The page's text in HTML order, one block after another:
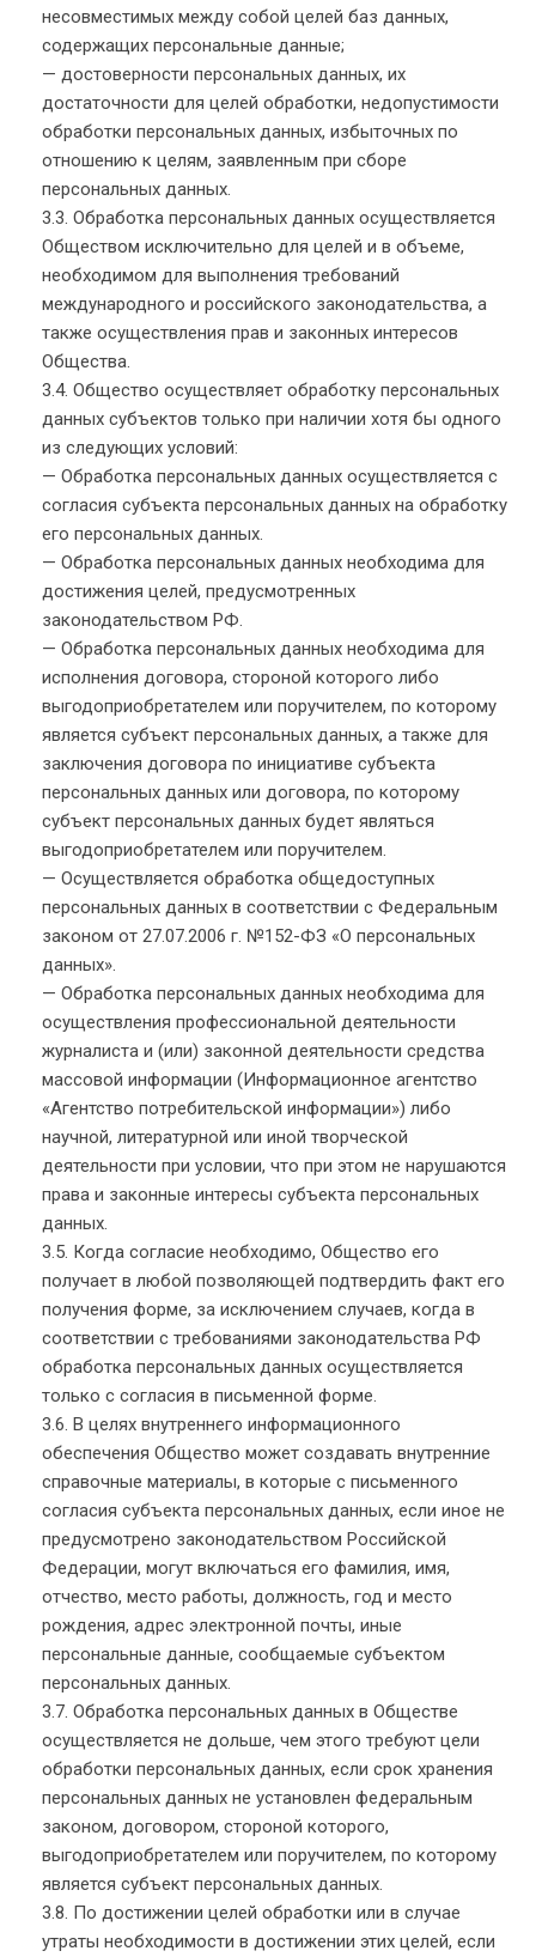
несовместимых между собой целей баз данных,
содержащих персональные данные;
— достоверности персональных данных, их
достаточности для целей обработки, недопустимости
обработки персональных данных, избыточных по
отношению к целям, заявленным при сборе
персональных данных.
3.3. Обработка персональных данных осуществляется
Обществом исключительно для целей и в объеме,
необходимом для выполнения требований
международного и российского законодательства, а
также осуществления прав и законных интересов
Общества.
3.4. Общество осуществляет обработку персональных
данных субъектов только при наличии хотя бы одного
из следующих условий:
— Обработка персональных данных осуществляется с
согласия субъекта персональных данных на обработку
его персональных данных.
— Обработка персональных данных необходима для
достижения целей, предусмотренных
законодательством РФ.
— Обработка персональных данных необходима для
исполнения договора, стороной которого либо
выгодоприобретателем или поручителем, по которому
является субъект персональных данных, а также для
заключения договора по инициативе субъекта
персональных данных или договора, по которому
субъект персональных данных будет являться
выгодоприобретателем или поручителем.
— Осуществляется обработка общедоступных
персональных данных в соответствии с Федеральным
законом от 27.07.2006 г. №152-ФЗ «О персональных
данных».
— Обработка персональных данных необходима для
осуществления профессиональной деятельности
журналиста и (или) законной деятельности средства
массовой информации (Информационное агентство
«Агентство потребительской информации») либо
научной, литературной или иной творческой
деятельности при условии, что при этом не нарушаются
права и законные интересы субъекта персональных
данных.
3.5. Когда согласие необходимо, Общество его
получает в любой позволяющей подтвердить факт его
получения форме, за исключением случаев, когда в
соответствии с требованиями законодательства РФ
обработка персональных данных осуществляется
только с согласия в письменной форме.
3.6. В целях внутреннего информационного
обеспечения Общество может создавать внутренние
справочные материалы, в которые с письменного
согласия субъекта персональных данных, если иное не
предусмотрено законодательством Российской
Федерации, могут включаться его фамилия, имя,
отчество, место работы, должность, год и место
рождения, адрес электронной почты, иные
персональные данные, сообщаемые субъектом
персональных данных.
3.7. Обработка персональных данных в Обществе
осуществляется не дольше, чем этого требуют цели
обработки персональных данных, если срок хранения
персональных данных не установлен федеральным
законом, договором, стороной которого,
выгодоприобретателем или поручителем, по которому
является субъект персональных данных.
3.8. По достижении целей обработки или в случае
утраты необходимости в достижении этих целей, если